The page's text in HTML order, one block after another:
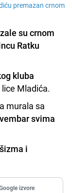
premazan crnom
su crnom
Ratku
kluba
Mladića.
murala sa
svima
i
izvore